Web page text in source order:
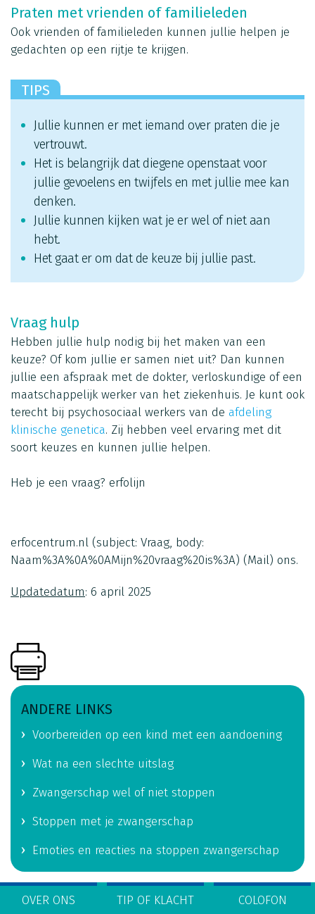
Praten met vrienden of familieleden
Ook vrienden of familieleden kunnen jullie helpen je
gedachten op een rijtje te krijgen.
TIPS
Jullie kunnen er met iemand over praten die je
vertrouwt.
Het is belangrijk dat diegene openstaat voor
jullie gevoelens en twijfels en met jullie mee kan
denken.
Jullie kunnen kijken wat je er wel of niet aan
hebt.
Het gaat er om dat de keuze bij jullie past.
Vraag hulp
Hebben jullie hulp nodig bij het maken van een
keuze? Of kom jullie er samen niet uit? Dan kunnen
jullie een afspraak met de dokter, verloskundige of een
maatschappelijk werker van het ziekenhuis. Je kunt ook
terecht bij psychosociaal werkers van de afdeling
klinische genetica. Zij hebben veel ervaring met dit
soort keuzes en kunnen jullie helpen.
Heb je een vraag? erfolijn
erfocentrum.nl (subject: Vraag, body:
Naam%3A%0A%0AMijn%20vraag%20is%3A) (Mail) ons.
Updatedatum: 6 april 2025
ANDERE LINKS
Voorbereiden op een kind met een aandoening
Wat na een slechte uitslag
Zwangerschap wel of niet stoppen
Stoppen met je zwangerschap
Emoties en reacties na stoppen zwangerschap
OVER ONS TIP OF KLACHT COLOFON